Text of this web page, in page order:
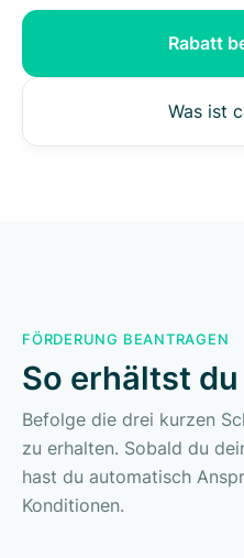
Rabatt
Was ist
FÖRDERUNG BEANTRAGEN
So erhältst
Befolge die drei kurzen
zu erhalten. Sobald du
hast du automatisch
Konditionen.